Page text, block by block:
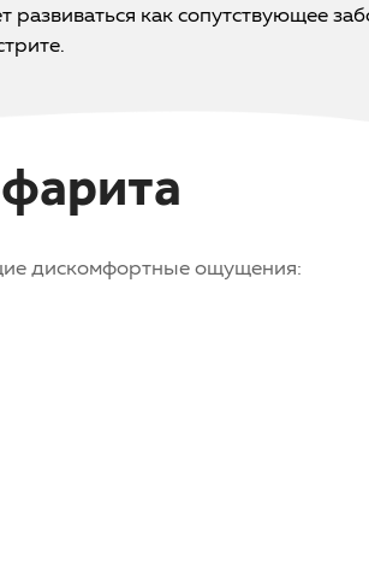
развиваться как сопутствующее
дискомфортные ощущения: